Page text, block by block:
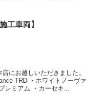
工車両】
にお越しいただきました。
TRD ・ホワイトノーヴァ
ミアム ・カーセキ...